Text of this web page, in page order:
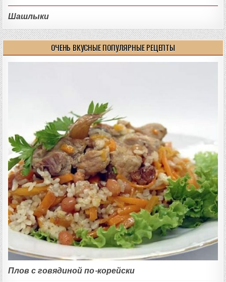
Шашлыки
ОЧЕНЬ ВКУСНЫЕ ПОПУЛЯРНЫЕ РЕЦЕПТЫ
Плов с говядиной по-корейски